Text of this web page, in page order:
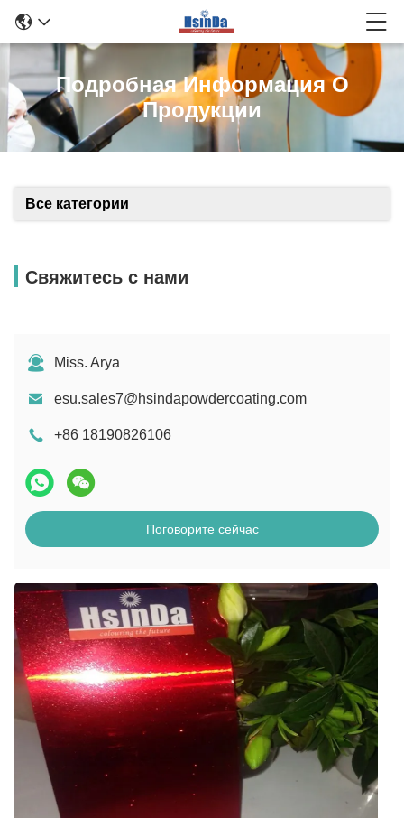
Подробная Информация О
Продукции
Все категории
Свяжитесь с нами
Miss. Arya
esu.sales7@hsindapowdercoating.com
+86 18190826106
Поговорите сейчас